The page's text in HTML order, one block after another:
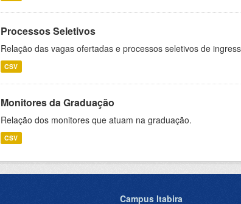
Processos Seletivos
Relação das vagas ofertadas e processos seletivos de
CSV
Monitores da Graduação
Relação dos monitores que atuam na graduação.
CSV
Campus Itabira